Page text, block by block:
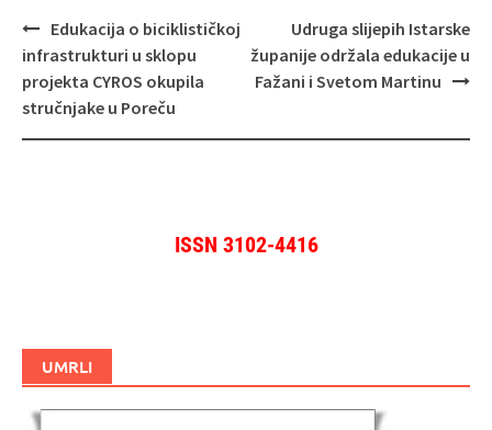
Navigacija
objava
Edukacija o biciklističkoj
infrastrukturi u sklopu
projekta CYROS okupila
stručnjake u Poreču
Udruga slijepih Istarske
županije održala edukacije u
Fažani i Svetom Martinu
ISSN 3102-4416
UMRLI